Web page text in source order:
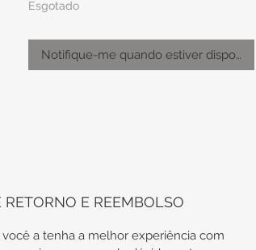
Indicação de uso: ideal para
segundo/terceiro furo, caso não seja
são entregues em suas embalagens
garantia vitalícia da Prata.
Esgotado
Notifique-me quando estiver disponível
RETORNO E REEMBOLSO
a tenha a melhor experiência com